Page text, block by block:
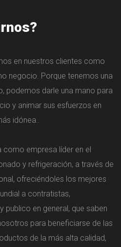
en nuestros clientes como
negocio. Porque tenemos una
podemos darle una mano para
y animar sus esfuerzos en
idónea..
como empresa líder en el
y refrigeración, a través de
ofreciéndoles los mejores
a contratistas,
en general, que saben
para beneficiarse de las
de la más alta calidad,